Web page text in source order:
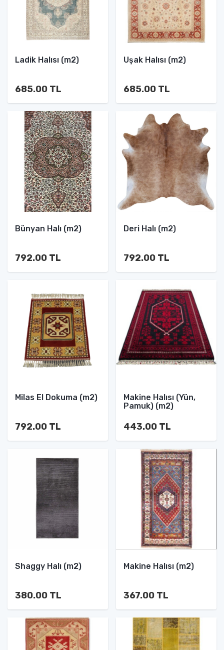
Ladik Halısı (m2)
685.00 TL
Uşak Halısı (m2)
685.00 TL
Bünyan Halı (m2)
792.00 TL
Deri Halı (m2)
792.00 TL
Milas El Dokuma (m2)
792.00 TL
Makine Halısı (Yün,
Pamuk) (m2)
443.00 TL
Shaggy Halı (m2)
380.00 TL
Makine Halısı (m2)
367.00 TL